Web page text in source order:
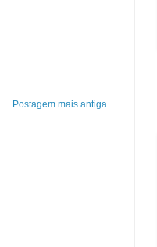
Postagem mais antiga